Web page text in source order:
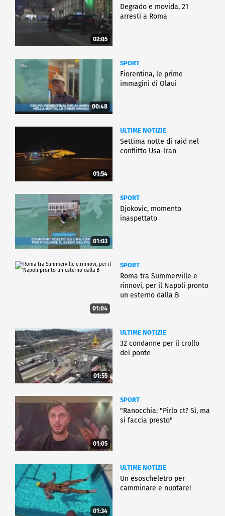
02:05
Degrado e movida, 21
arresti a Roma
00:48
SPORT
Fiorentina, le prime
immagini di Olaui
01:54
ULTIME NOTIZIE
Settima notte di raid nel
conflitto Usa-Iran
01:03
SPORT
Djokovic, momento
inaspettato
01:04
SPORT
Roma tra Summerville e
rinnovi, per il Napoli pronto
un esterno dalla B
01:55
ULTIME NOTIZIE
32 condanne per il crollo
del ponte
01:05
SPORT
"Ranocchia: "Pirlo ct? Sì, ma
si faccia presto"
01:34
ULTIME NOTIZIE
Un esoscheletro per
camminare e nuotare!